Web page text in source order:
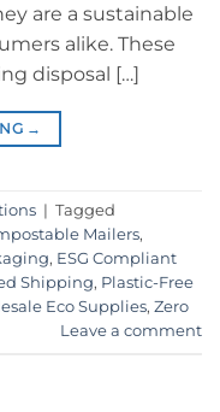
are a sustainable
alike. These
disposal […]
→
| Tagged
Mailers,
, ESG Compliant
Shipping, Plastic-Free
Eco Supplies, Zero
Leave a comment